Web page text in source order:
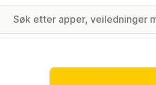
Galleri med fremhevede